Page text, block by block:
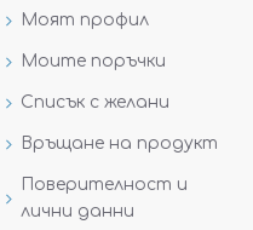
Моят профил
Моите поръчки
Списък с желани
Връщане на продукт
Поверителност и
лични данни